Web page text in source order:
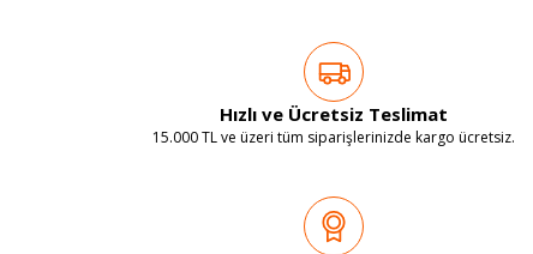
Hızlı ve Ücretsiz Teslimat
15.000 TL ve üzeri tüm siparişlerinizde kargo ücretsiz.